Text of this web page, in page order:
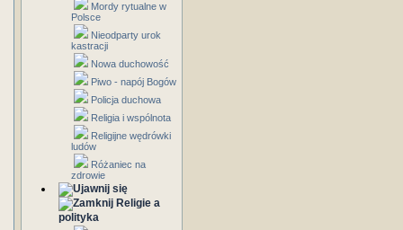
Mordy rytualne w
Polsce
Nieodparty urok
kastracji
Nowa duchowość
Piwo - napój Bogów
Policja duchowa
Religia i wspólnota
Religijne wędrówki
ludów
Różaniec na
zdrowie
Religie a
polityka